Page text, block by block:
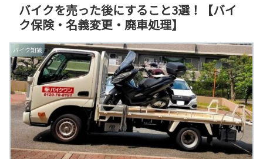
バイクを売った後にすること3選！【バイ
ク保険・名義変更・廃車処理】
バイク知識